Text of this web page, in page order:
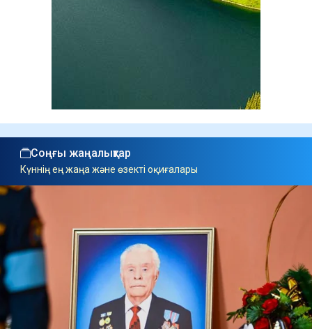
Соңғы жаңалықтар
Күннің ең жаңа және өзекті оқиғалары